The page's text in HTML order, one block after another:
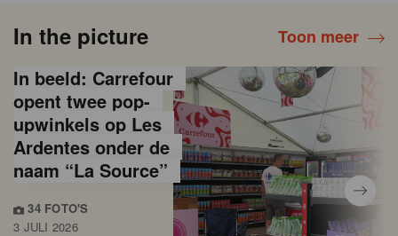
In the picture Toon meer
In beeld: Carrefour
opent twee pop-
upwinkels op Les
Ardentes onder de
naam “La Source”
34 FOTO'S
3 JULI 2026